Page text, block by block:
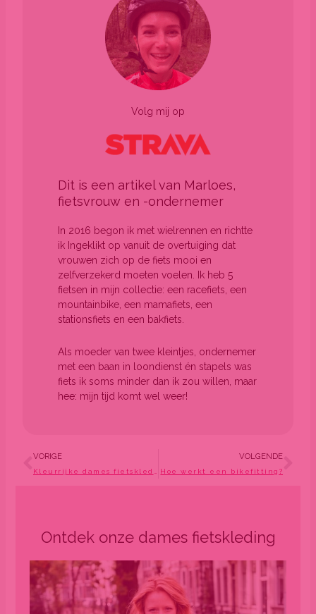
Volg mij op
Dit is een artikel van Marloes,
fietsvrouw en -ondernemer
In 2016 begon ik met wielrennen en richtte
ik Ingeklikt op vanuit de overtuiging dat
vrouwen zich op de fiets mooi en
zelfverzekerd moeten voelen. Ik heb 5
fietsen in mijn collectie: een racefiets, een
mountainbike, een mamafiets, een
stationsfiets en een bakfiets.
Als moeder van twee kleintjes, ondernemer
met een baan in loondienst én stapels was
fiets ik soms minder dan ik zou willen, maar
hee: mijn tijd komt wel weer!
Vorige
VORIGE
Kleurrijke dames fietskleding: 5 merken vergeleken
VOLGENDE
Hoe werkt een bikefitting?
Ontdek onze dames fietskleding